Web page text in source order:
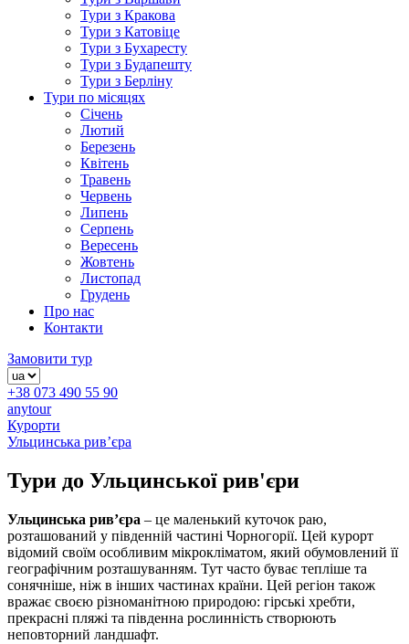
Тури з Кракова
Тури з Катовіце
Тури з Бухаресту
Тури з Будапешту
Тури з Берліну
Тури по місяцях
Січень
Лютий
Березень
Квітень
Травень
Червень
Липень
Серпень
Вересень
Жовтень
Листопад
Грудень
Про нас
Контакти
Замовити тур
+38 073 490 55 90
anytour
Курорти
Ульцинська рив’єра
Тури до Ульцинської рив'єри
Ульцинська рив’єра – це маленький куточок раю,
розташований у південній частині Чорногорії. Цей курорт
відомий своїм особливим мікрокліматом, який обумовлений її
географічним розташуванням. Тут часто буває тепліше та
сонячніше, ніж в інших частинах країни. Цей регіон також
вражає своєю різноманітною природою: гірські хребти,
прекрасні пляжі та південна рослинність створюють
неповторний ландшафт.